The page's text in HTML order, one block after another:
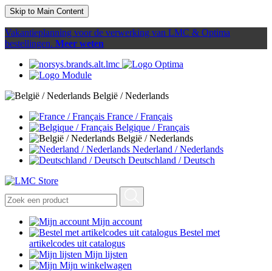
Skip to Main Content
Vakantieplanning voor de verwerking van LMC & Optima
bestellingen. Meer weten
België / Nederlands
France / Français
Belgique / Français
België / Nederlands
Nederland / Nederlands
Deutschland / Deutsch
Mijn account
Bestel met
artikelcodes uit catalogus
Mijn lijsten
Mijn winkelwagen